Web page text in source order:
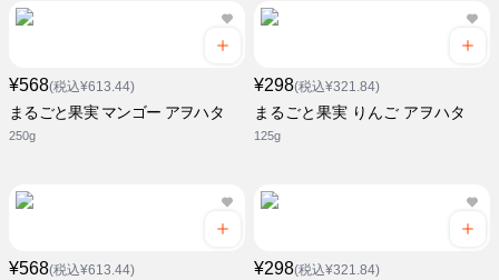
¥568(税込¥613.44)
まるごと果実 マンゴー アヲハタ
250g
¥298(税込¥321.84)
まるごと果実 りんご アヲハタ
125g
¥568(税込¥613.44) ¥298(税込¥321.84)